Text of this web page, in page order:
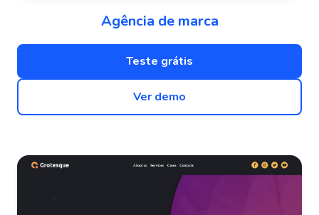
Agência de marca
Teste grátis
Ver demo